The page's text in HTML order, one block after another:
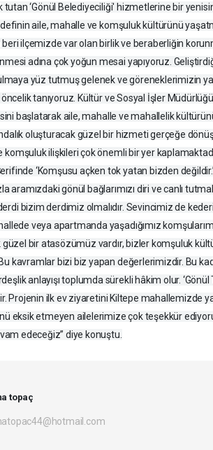
tutan ‘Gönül Belediyeciliği' hizmetlerine bir
aile, mahalle ve komşuluk kültürünü
ilçemizde var olan birlik ve beraberliğin
adına çok yoğun mesai yapıyoruz.
yüz tutmuş gelenek ve göreneklerimizin
tanıyoruz. Kültür ve Sosyal İşler
başlatarak aile, mahalle ve mahallelik
oluşturacak güzel bir hizmeti gerçeğe
ilişkileri çok önemli bir yer
‘Komşusu açken tok yatan bizden
aramızdaki gönül bağlarımızı diri ve canlı
bizim derdimiz olmalıdır. Sevincimiz de
veya apartmanda yaşadığımız
bir atasözümüz vardır, bizler komşuluk
kavramlar bizi biz yapan değerlerimizdir. Bu
anlayışı toplumda sürekli hâkim olur. ‘Gönül
Projenin ilk ev ziyaretini Kiltepe mahallemizde
eksik etmeyen ailelerimize çok teşekkür
edeceğiz” diye konuştu.
topaç